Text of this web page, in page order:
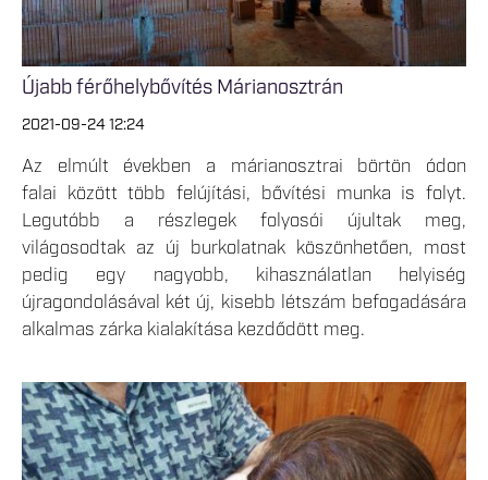
Újabb férőhelybővítés Márianosztrán
2021-09-24 12:24
Az elmúlt években a márianosztrai börtön ódon
falai között több felújítási, bővítési munka is folyt.
Legutóbb a részlegek folyosói újultak meg,
világosodtak az új burkolatnak köszönhetően, most
pedig egy nagyobb, kihasználatlan helyiség
újragondolásával két új, kisebb létszám befogadására
alkalmas zárka kialakítása kezdődött meg.